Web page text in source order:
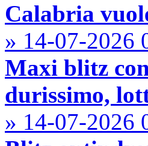
Calabria
» 14-07-2026
Maxi blitz
durissimo,
» 14-07-2026